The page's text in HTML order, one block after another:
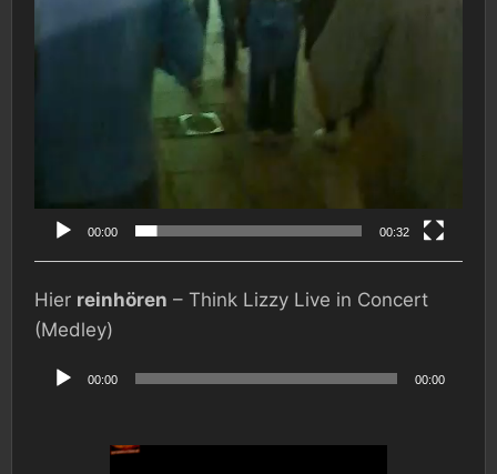
00:00 00:32
Hier reinhören – Think Lizzy Live in Concert
(Medley)
Player
00:00 00:00